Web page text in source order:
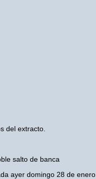
del extracto.
salto de banca
ayer domingo 28 de enero.